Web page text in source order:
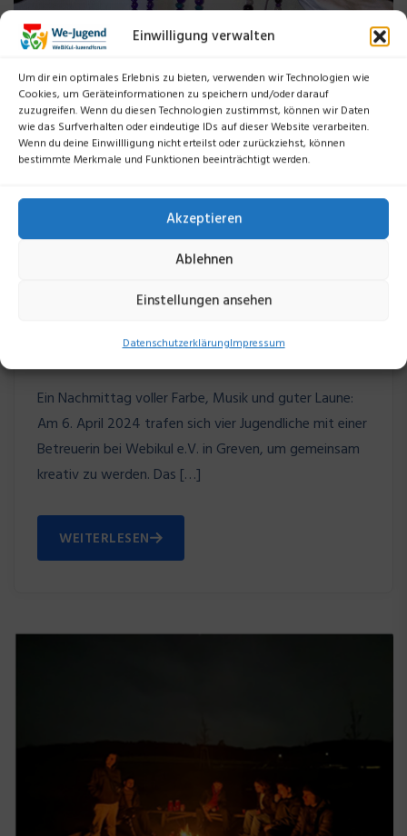
Einwilligung verwalten
Um dir ein optimales Erlebnis zu bieten, verwenden wir Technologien wie
Cookies, um Geräteinformationen zu speichern und/oder darauf
zuzugreifen. Wenn du diesen Technologien zustimmst, können wir Daten
wie das Surfverhalten oder eindeutige IDs auf dieser Website verarbeiten.
Wenn du deine Einwillligung nicht erteilst oder zurückziehst, können
bestimmte Merkmale und Funktionen beeinträchtigt werden.
Akzeptieren
Ablehnen
Einstellungen ansehen
DatenschutzerklärungImpressum
Kreativ-Workshop: Osterferien-
Ein Nachmittag voller Farbe, Musik und guter Laune:
Am 6. April 2024 trafen sich vier Jugendliche mit einer
Betreuerin bei Webikul e.V. in Greven, um gemeinsam
kreativ zu werden. Das […]
WEITERLESEN